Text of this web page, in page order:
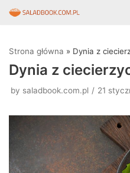
do
treści
Strona główna » Dynia z
Dynia z
by saladbook.com.pl 21